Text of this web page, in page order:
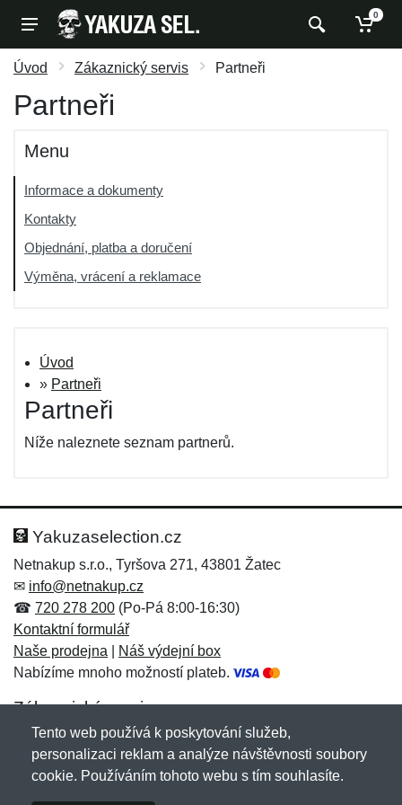
0
Úvod Zákaznický servis Partneři
Partneři
Menu
Informace a dokumenty
Kontakty
Objednání, platba a doručení
Výměna, vrácení a reklamace
Úvod
» Partneři
Partneři
Níže naleznete seznam partnerů.
Yakuzaselection.cz
Netnakup s.r.o., Tyršova 271, 43801 Žatec
✉ info@netnakup.cz
☎ 720 278 200 (Po-Pá 8:00-16:30)
Kontaktní formulář
Naše prodejna
Náš výdejní box
Nabízíme mnoho možností plateb.
Zákaznický servis
Novinky emailem
Tento web používá k poskytování služeb,
personalizaci reklam a analýze návštěvnosti soubory
cookie. Používáním tohoto webu s tím souhlasíte.